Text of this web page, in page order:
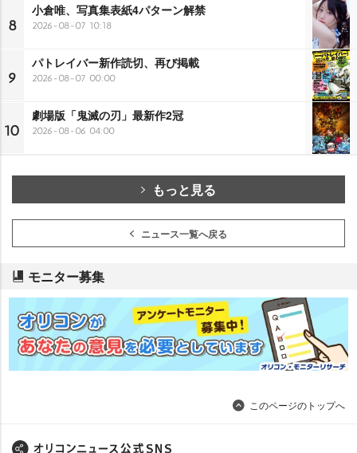
8
小倉唯、写真集表紙4パターン解禁
2026-08-07 10:18
9
パトレイバー新作読切、再び掲載
2026-08-07 00:00
10
劇場版「鬼滅の刃」最新作2冠
2026-08-06 04:00
もっと見る
ニュース一覧へ戻る
モニター募集
このページのトップへ